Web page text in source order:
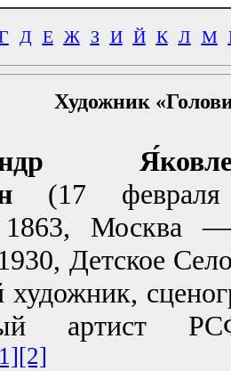
Д Е Ж З И Й К Л М
Художник
(17
1863, Москва
Детское
художник,
артист
[2]